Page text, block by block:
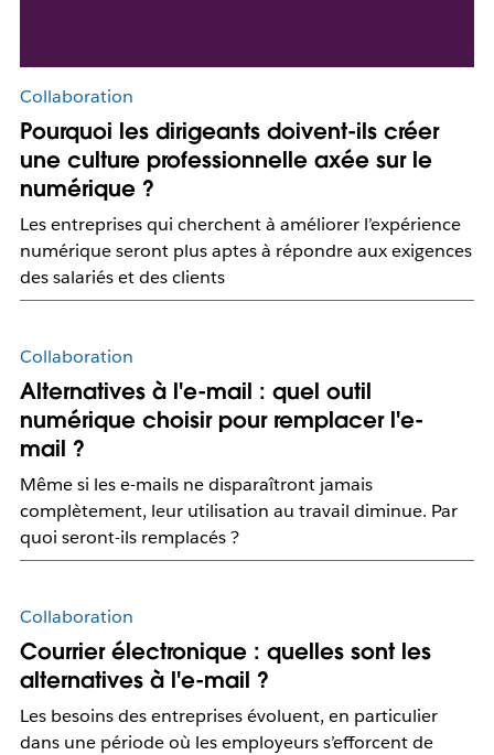
Collaboration
Pourquoi les dirigeants doivent-ils créer
une culture professionnelle axée sur le
numérique ?
Les entreprises qui cherchent à améliorer l’expérience
numérique seront plus aptes à répondre aux exigences
des salariés et des clients
Collaboration
Alternatives à l'e-mail : quel outil
numérique choisir pour remplacer l'e-
mail ?
Même si les e-mails ne disparaîtront jamais
complètement, leur utilisation au travail diminue. Par
quoi seront-ils remplacés ?
Collaboration
Courrier électronique : quelles sont les
alternatives à l'e-mail ?
Les besoins des entreprises évoluent, en particulier
dans une période où les employeurs s’efforcent de